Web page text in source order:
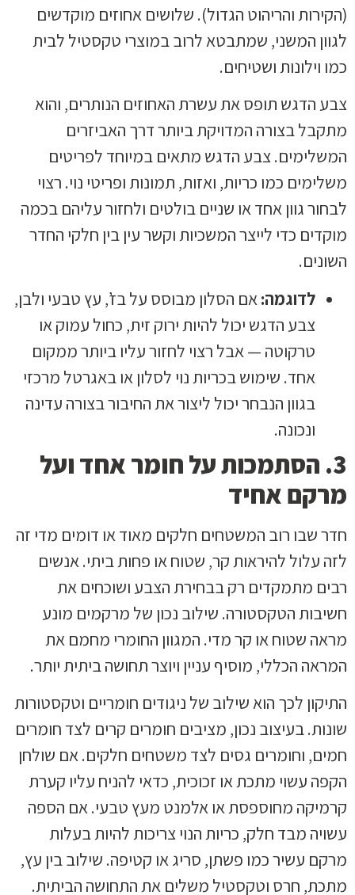
(הקירות והריהוט הגדול). שלושים אחוזים מוקדשים
לגוון המשני, שמתבטא לרוב במוצרי טקסטיל לבית
כמו וילונות ושטיחים.
צבע הדגש תופס את עשרת האחוזים הנותרים, והוא
מתקבל בצורה המדויקת ביותר דרך האביזרים
המשלימים. צבע הדגש מתאים במיוחד לפריטים
משלימים כמו כריות, ואזות, תמונות ופריטי נוי. רצוי
לבחור גוון אחד או שניים בולטים ולחזור עליהם בכמה
מוקדים כדי לייצר המשכיות וקשר עין בין חלקי החדר
השונים.
לדוגמה:אם הסלון מבוסס על בז’, עץ טבעי ולבן,
צבע הדגש יכול להיות ירוק זית, כחול עמוק או
טרקוטה — אבל רצוי לחזור עליו ביותר ממקום
אחד. שימוש בכריות נוי לסלון או באגרטל מרכזי
בגוון הנבחר יכול ליצור את החיבור בצורה עדינה
ונכונה.
3. הסתמכות על חומר אחד ועל
מרקם אחיד
חדר שבו רוב המשטחים חלקים מאוד או דומים מדי זה
לזה עלול להיראות קר, שטוח או פחות ביתי. אנשים
רבים מתמקדים רק בבחירת הצבע ושוכחים את
חשיבות הטקסטורה. שילוב נכון של מרקמים מונע
מראה שטוח או קר מדי. המגוון החומרי מחמם את
המראה הכללי, מוסיף עניין ויוצר תחושה ביתית יותר.
התיקון לכך הוא שילוב של ניגודים חומריים וטקסטורות
שונות. בעיצוב נכון, מציבים חומרים קרים לצד חומרים
חמים, וחומרים גסים לצד משטחים חלקים. אם שולחן
הקפה עשוי מתכת או זכוכית, כדאי להניח עליו קערת
קרמיקה מחוספסת או אלמנט מעץ טבעי. אם הספה
עשויה מבד חלק, כריות הנוי צריכות להיות בעלות
מרקם עשיר כמו פשתן, סריג או קטיפה. שילוב בין עץ,
מתכת, חרס וטקסטיל משלים את התחושה הביתית.